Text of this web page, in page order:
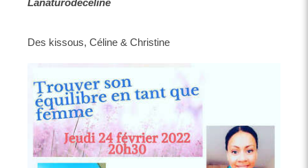
Lanaturodeceline
Des kissous, Céline & Christine